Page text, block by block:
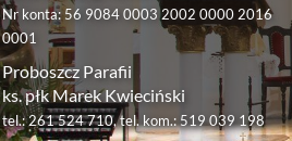
Nr konta: 56 9084 0003 2002 0000 2016
0001
Proboszcz Parafii
ks. płk Marek Kwieciński
tel.: 261 524 710, tel. kom.: 519 039 198